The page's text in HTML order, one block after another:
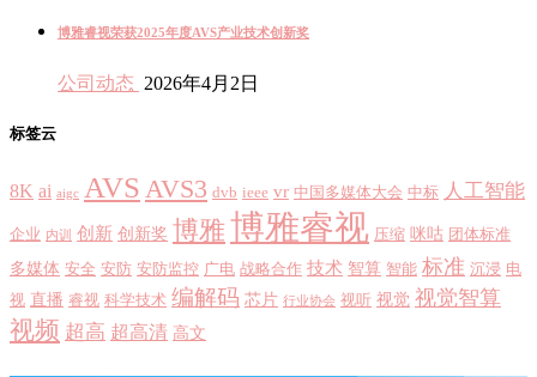
博雅睿视荣获2025年度AVS产业技术创新奖
公司动态 2026年4月2日
标签云
8K ai aigc AVS AVS3 dvb ieee vr 中国多媒体大会 中标 人工智能
企业 内训 创新 创新奖 博雅博雅睿视 压缩 咪咕 团体标准
多媒体 安全 安防 安防监控 广电 战略合作 技术 智算 智能 标准 沉浸 电
视 直播 睿视 科学技术 编解码 芯片 行业协会 视听 视觉 视觉智算
视频 超高 超高清 高文